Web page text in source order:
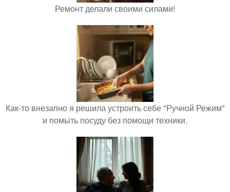
Ремонт делали своими силами!
Как-то внезапно я решила устроить себе "Ручной Режим"
и помыть посуду без помощи техники.